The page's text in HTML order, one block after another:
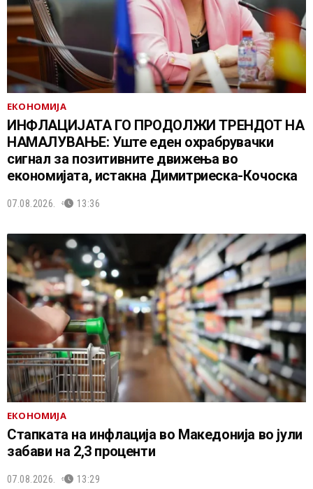
ЕКОНОМИЈА
ИНФЛАЦИЈАТА ГО ПРОДОЛЖИ ТРЕНДОТ НА
НАМАЛУВАЊЕ: Уште еден охрабрувачки
сигнал за позитивните движења во
економијата, истакна Димитриеска-Кочоска
07.08.2026. 13:36
ЕКОНОМИЈА
Стапката на инфлација во Македонија во јули
забави на 2,3 проценти
07.08.2026. 13:29